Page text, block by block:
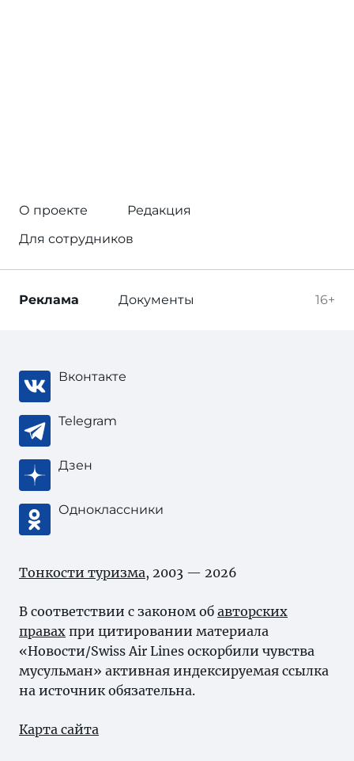
О проекте
Редакция
Для сотрудников
16+
Реклама Документы
Вконтакте
Telegram
Дзен
Одноклассники
Тонкости туризма, 2003 — 2026
В соответствии с законом об авторских
правах при цитировании материала
«Новости/Swiss Air Lines оскорбили чувства
мусульман» активная индексируемая ссылка
на источник обязательна.
Карта сайта